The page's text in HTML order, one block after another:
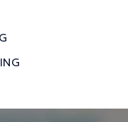
"ΚΛΙΜΑΚΑ". Επιπλέον,
θύματα τροχαίων
Τέλος, η Σύμβουλος
που αφορούν τα